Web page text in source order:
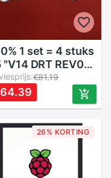
1 set = 4 stuks
"V14 DRT REV0.0
L1 R2 L2 Type
backlight strip
LC550DUN
1448A
€81.19
26% KORTING